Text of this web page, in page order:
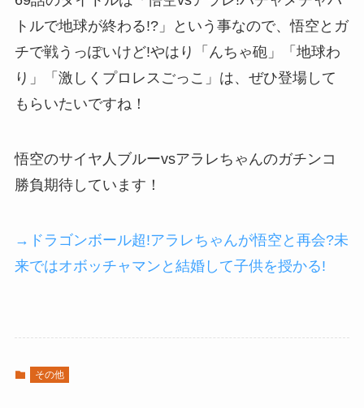
トルで地球が終わる!?」という事なので、悟空とガ
チで戦うっぽいけど!やはり「んちゃ砲」「地球わ
り」「激しくプロレスごっこ」は、ぜひ登場して
もらいたいですね！
悟空のサイヤ人ブルーvsアラレちゃんのガチンコ
勝負期待しています！
→ドラゴンボール超!アラレちゃんが悟空と再会?未
来ではオボッチャマンと結婚して子供を授かる!
その他